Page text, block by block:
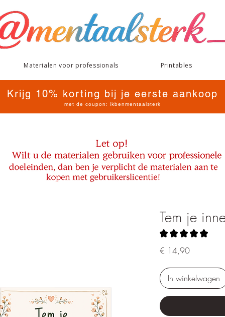
Materialen voor professionals Printables
Krijg 10% korting bij je eerste aankoop
met de coupon: ikbenmentaalsterk
Tem je
★ ★ ★ ★ ★
€ 14,90Prijs
In winkelwagen